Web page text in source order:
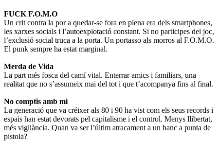
FUCK F.O.M.O
Un crit contra la por a quedar-se fora en plena era dels smartphones,
les xarxes socials i l’autoexplotació constant. Si no participes del joc,
l’exclusió social truca a la porta. Un portasso als morros al F.O.M.O.
El punk sempre ha estat marginal.
Merda de Vida
La part més fosca del camí vital. Enterrar amics i familiars, una
realitat que no s’assumeix mai del tot i que t’acompanya fins al final.
No comptis amb mi
La generació que va créixer als 80 i 90 ha vist com els seus records i
espais han estat devorats pel capitalisme i el control. Menys llibertat,
més vigilància. Quan va ser l’últim atracament a un banc a punta de
pistola?